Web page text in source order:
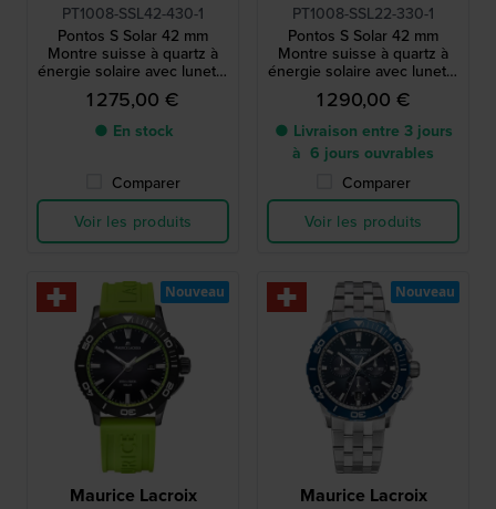
PT1008-SSL42-430-1
Pontos S Solar 42 mm
Montre suisse à quartz à
énergie solaire avec lunette
en aluminium
1 275,00 €
● En stock
Comparer
Voir les produits
PT1008-SSL22-330-1
Pontos S Solar 42 mm
Montre suisse à quartz à
énergie solaire avec lunette
en aluminium
1 290,00 €
● Livraison entre 3 jours
à 6 jours ouvrables
Comparer
Voir les produits
Maurice Lacroix
Nouveau
Maurice Lacroix
Nouveau